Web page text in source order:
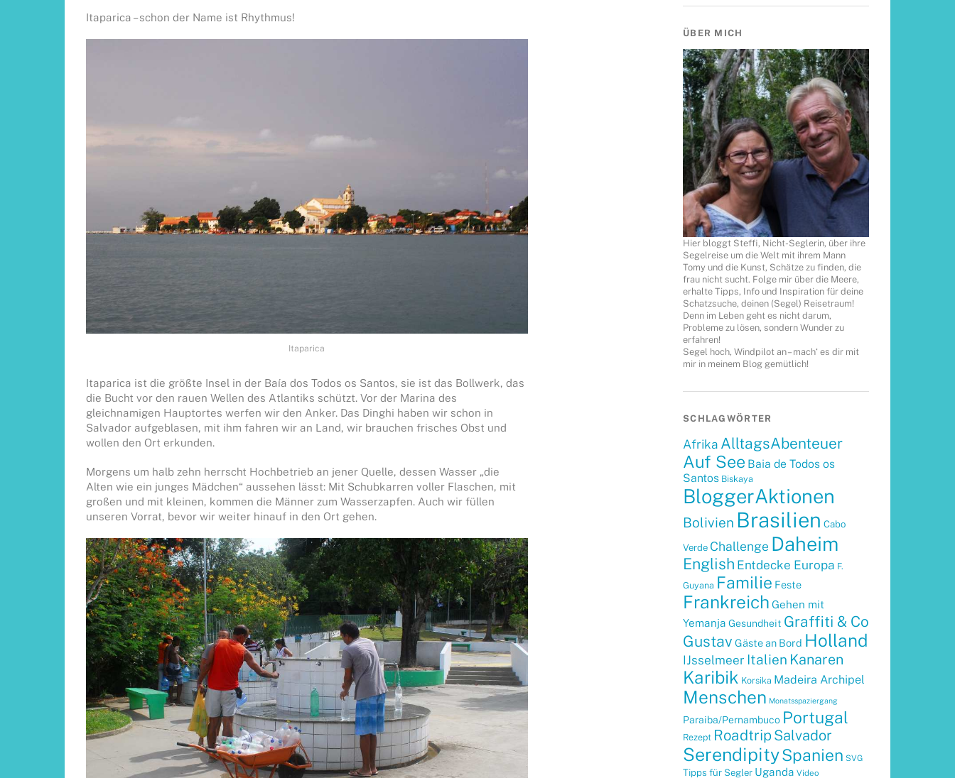
Itaparica – schon der Name ist Rhythmus!
Itaparica
Itaparica ist die größte Insel in der Baía dos Todos os Santos, sie ist das Bollwerk, das
die Bucht vor den rauen Wellen des Atlantiks schützt. Vor der Marina des
gleichnamigen Hauptortes werfen wir den Anker. Das Dinghi haben wir schon in
Salvador aufgeblasen, mit ihm fahren wir an Land, wir brauchen frisches Obst und
wollen den Ort erkunden.
Morgens um halb zehn herrscht Hochbetrieb an jener Quelle, dessen Wasser „die
Alten wie ein junges Mädchen“ aussehen lässt: Mit Schubkarren voller Flaschen, mit
großen und mit kleinen, kommen die Männer zum Wasserzapfen. Auch wir füllen
unseren Vorrat, bevor wir weiter hinauf in den Ort gehen.
ÜBER MICH
Hier bloggt Steffi, Nicht-Seglerin, über ihre
Segelreise um die Welt mit ihrem Mann
Tomy und die Kunst, Schätze zu finden, die
frau nicht sucht. Folge mir über die Meere,
erhalte Tipps, Info und Inspiration für deine
Schatzsuche, deinen (Segel) Reisetraum!
Denn im Leben geht es nicht darum,
Probleme zu lösen, sondern Wunder zu
erfahren!
Segel hoch, Windpilot an – mach‘ es dir mit
mir in meinem Blog gemütlich!
SCHLAGWÖRTER
Afrika AlltagsAbenteuer
Auf See Baia de Todos os
Santos Biskaya
BloggerAktionen
Bolivien Brasilien Cabo
Verde Challenge Daheim
English Entdecke Europa F.
Guyana Familie Feste
Frankreich Gehen mit
Yemanja Gesundheit Graffiti & Co
Gustav Gäste an Bord Holland
IJsselmeer Italien Kanaren
Karibik Korsika Madeira Archipel
Menschen Monatsspaziergang
Paraiba/Pernambuco Portugal
Rezept Roadtrip Salvador
SerendipitySpanien SVG
Tipps für Segler Uganda Video